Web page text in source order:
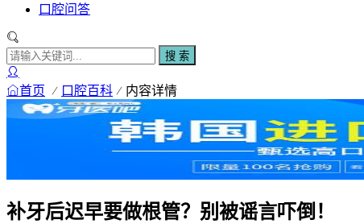
口腔问答
搜 索
首页 口腔百科 内容详情
补牙后迟早要做根管？别被谣言吓倒！